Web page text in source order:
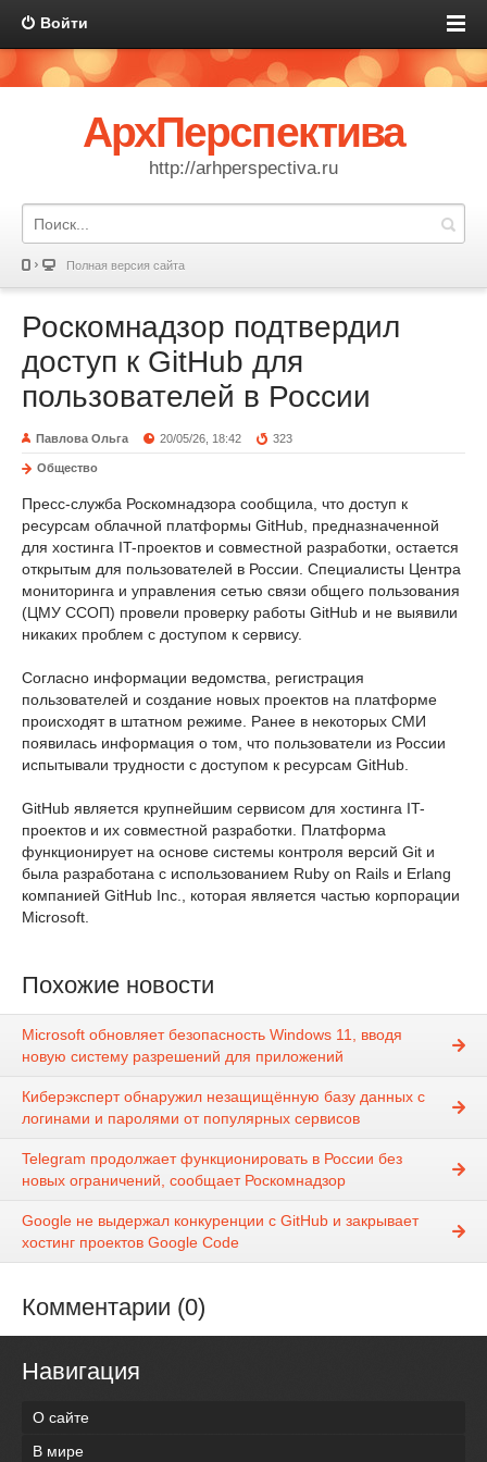
Войти
АрхПерспектива
http://arhperspectiva.ru
Полная версия сайта
Роскомнадзор подтвердил
доступ к GitHub для
пользователей в России
Павлова Ольга 20/05/26, 18:42 323
Общество
Пресс-служба Роскомнадзора сообщила, что доступ к
ресурсам облачной платформы GitHub, предназначенной
для хостинга IT-проектов и совместной разработки, остается
открытым для пользователей в России. Специалисты Центра
мониторинга и управления сетью связи общего пользования
(ЦМУ ССОП) провели проверку работы GitHub и не выявили
никаких проблем с доступом к сервису.
Согласно информации ведомства, регистрация
пользователей и создание новых проектов на платформе
происходят в штатном режиме. Ранее в некоторых СМИ
появилась информация о том, что пользователи из России
испытывали трудности с доступом к ресурсам GitHub.
GitHub является крупнейшим сервисом для хостинга IT-
проектов и их совместной разработки. Платформа
функционирует на основе системы контроля версий Git и
была разработана с использованием Ruby on Rails и Erlang
компанией GitHub Inc., которая является частью корпорации
Microsoft.
Похожие новости
Microsoft обновляет безопасность Windows 11, вводя
новую систему разрешений для приложений
Киберэксперт обнаружил незащищённую базу данных с
логинами и паролями от популярных сервисов
Telegram продолжает функционировать в России без
новых ограничений, сообщает Роскомнадзор
Google не выдержал конкуренции с GitHub и закрывает
хостинг проектов Google Code
Комментарии (0)
Навигация
О сайте
В мире